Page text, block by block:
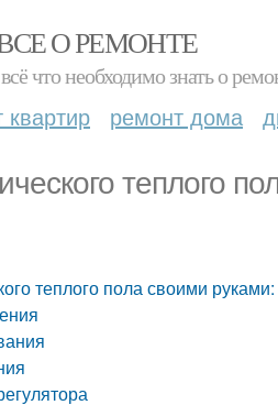
О РЕМОНТЕ
что необходимо знать о
квартир ремонт дома
теплого
теплого пола своими